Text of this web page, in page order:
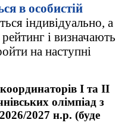
в особистій
індивідуально, а
і визначають
на наступні
І та ІІ
олімпіад з
2027 н.р. (буде